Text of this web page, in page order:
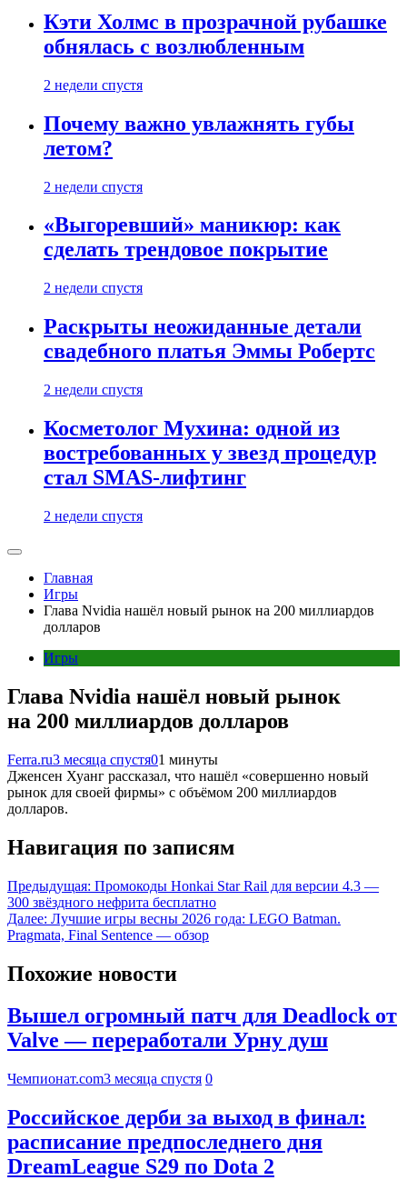
Кэти Холмс в прозрачной рубашке
обнялась с возлюбленным
2 недели спустя
Почему важно увлажнять губы
летом?
2 недели спустя
«Выгоревший» маникюр: как
сделать трендовое покрытие
2 недели спустя
Раскрыты неожиданные детали
свадебного платья Эммы Робертс
2 недели спустя
Косметолог Мухина: одной из
востребованных у звезд процедур
стал SMAS-лифтинг
2 недели спустя
Главная
Игры
Глава Nvidia нашёл новый рынок на 200 миллиардов
долларов
Игры
Глава Nvidia нашёл новый рынок
на 200 миллиардов долларов
Ferra.ru3 месяца спустя01 минуты
Дженсен Хуанг рассказал, что нашёл «совершенно новый
рынок для своей фирмы» с объёмом 200 миллиардов
долларов.
Навигация по записям
Предыдущая: Промокоды Honkai Star Rail для версии 4.3 —
300 звёздного нефрита бесплатно
Далее: Лучшие игры весны 2026 года: LEGO Batman.
Pragmata, Final Sentence — обзор
Похожие новости
Вышел огромный патч для Deadlock от
Valve — переработали Урну душ
Чемпионат.com3 месяца спустя 0
Российское дерби за выход в финал:
расписание предпоследнего дня
DreamLeague S29 по Dota 2